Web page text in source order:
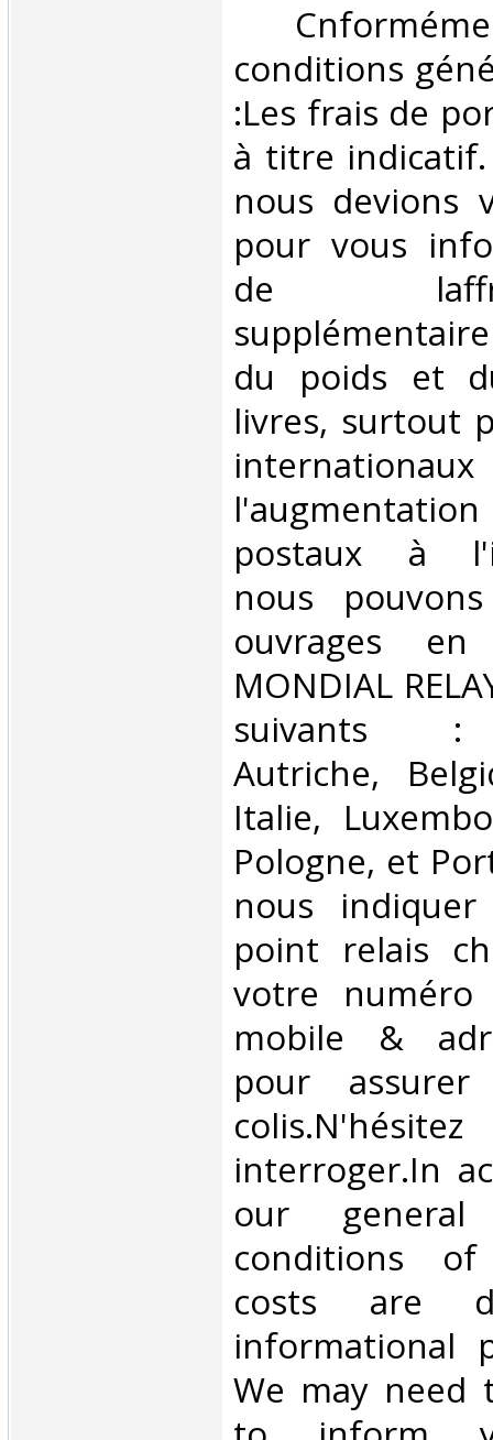
conditions
:Les frais de
à titre
nous devions
pour vous
de
du poids et
livres, surtout
internationaux
postaux à
nous
ouvrages
MONDIAL
suivants :
Autriche,
Italie,
Pologne, et
nous
point relais
votre numéro
mobile &
pour
interroger.In
our
conditions of
costs are
informational
We may need